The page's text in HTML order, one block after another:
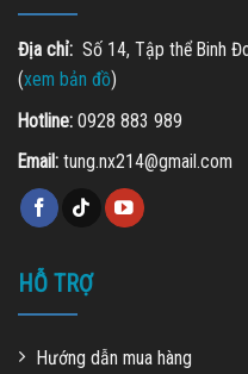
Địa chỉ: Số 14, Tập thể Binh
(xem bản đồ)
Hotline: 0928 883 989
Email: tung.nx214@gmail.com
HỖ TRỢ
Hướng dẫn mua hàng